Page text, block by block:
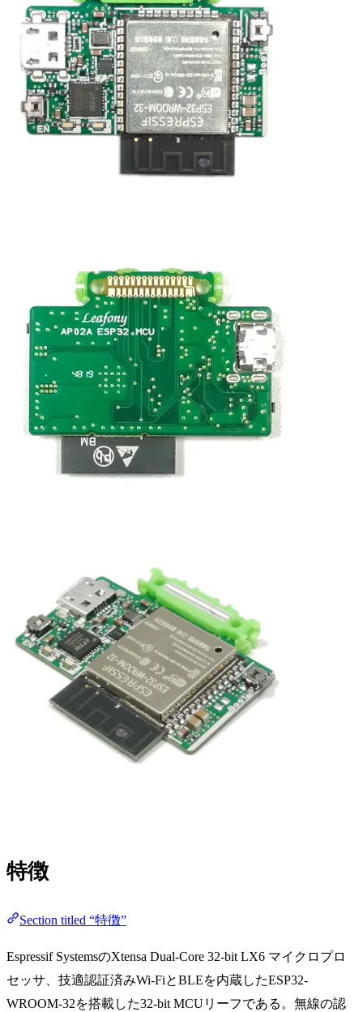
特徴
Section titled “特徴”
Espressif SystemsのXtensa Dual-Core 32-bit LX6 マイクロプロ
セッサ、技適認証済みWi-FiとBLEを内蔵したESP32-
WROOM-32を搭載した32-bit MCUリーフである。無線の認